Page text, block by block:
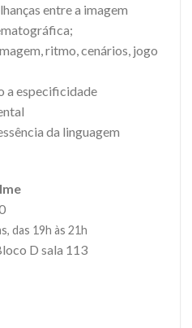
entre a imagem
ritmo, cenários, jogo
a especificidade
da linguagem
das 19h às 21h
D sala 113